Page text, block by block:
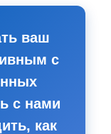
ваш
с
с нами
как